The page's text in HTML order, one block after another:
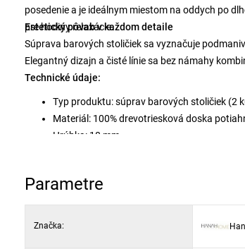
posedenie a je ideálnym miestom na oddych po
pre hodiny relaxácie.
Estetický pôvab v každom detaile
Súprava barových stoličiek sa vyznačuje
Elegantný dizajn a čisté línie sa bez námahy
Technické údaje:
Typ produktu: súprav barových stoličiek (2
Materiál: 100% drevotriesková doska
Hrúbka: 18 mm
Výška: 99 cm
Hĺbka: 45 cm (2 kusy)
Šírka sedáka: 46 cm
Parametre
Značka: